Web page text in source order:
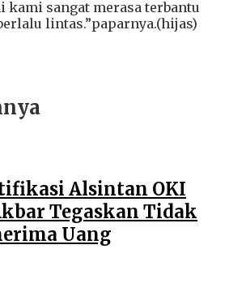
kami sangat merasa terbantu
lintas.”paparnya.(hijas)
Alsintan OKI
Tegaskan Tidak
Uang